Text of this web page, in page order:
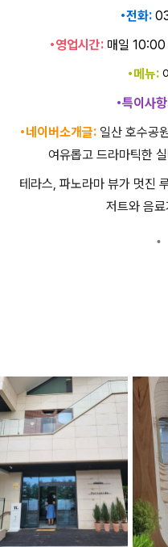
•전화:
•영업시간: 매일
•메뉴:
•특이사
•네이버소개글: 일산 호수공
여유롭고 드라마틱한
테라스, 파노라마 뷰가 멋진
저트와 음